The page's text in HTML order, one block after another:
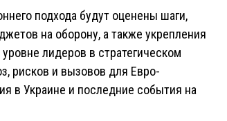
подхода будут оценены шаги,
на оборону, а также укрепления
лидеров в стратегическом
рисков и вызовов для Евро-
в Украине и последние события на